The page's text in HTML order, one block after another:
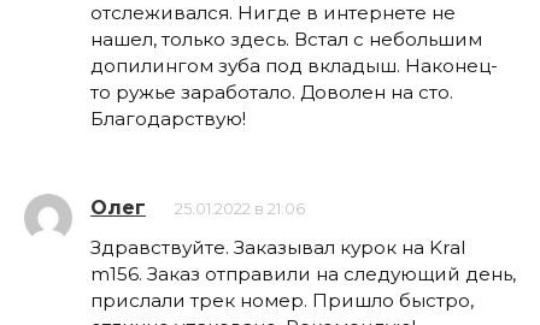
отслеживался. Нигде в интернете не
нашел, только здесь. Встал с небольшим
допилингом зуба под вкладыш. Наконец-
то ружье заработало. Доволен на сто.
Благодарствую!
Олег 25.01.2022 в 21:06
Здравствуйте. Заказывал курок на Kral
m156. Заказ отправили на следующий день,
прислали трек номер. Пришло быстро,